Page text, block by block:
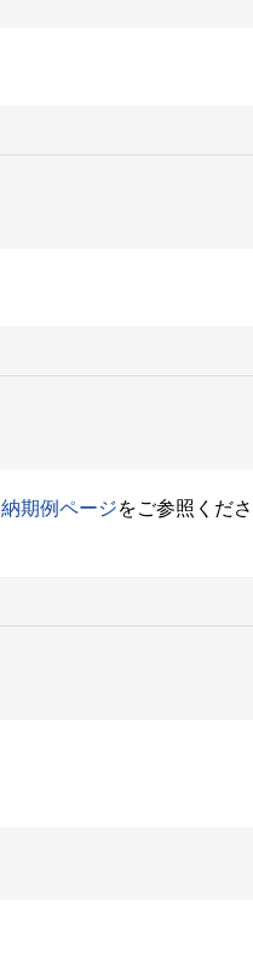
納期例ページをご参照くださ